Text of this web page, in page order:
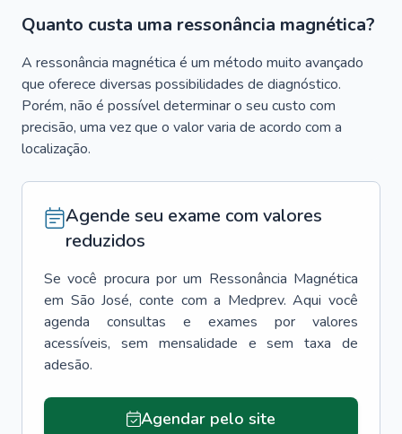
Quanto custa uma ressonância magnética?
A ressonância magnética é um método muito avançado
que oferece diversas possibilidades de diagnóstico.
Porém, não é possível determinar o seu custo com
precisão, uma vez que o valor varia de acordo com a
localização.
Agende seu exame com valores
reduzidos
Se você procura por um Ressonância Magnética
em São José, conte com a Medprev. Aqui você
agenda consultas e exames por valores
acessíveis, sem mensalidade e sem taxa de
adesão.
Agendar pelo site